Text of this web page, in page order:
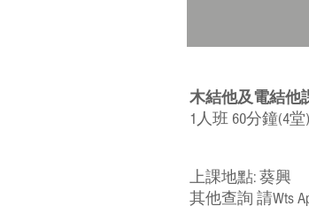
木結他及電結他
1人班 60分鐘(4堂
​上課地點: 葵興
其他查詢 請Wts